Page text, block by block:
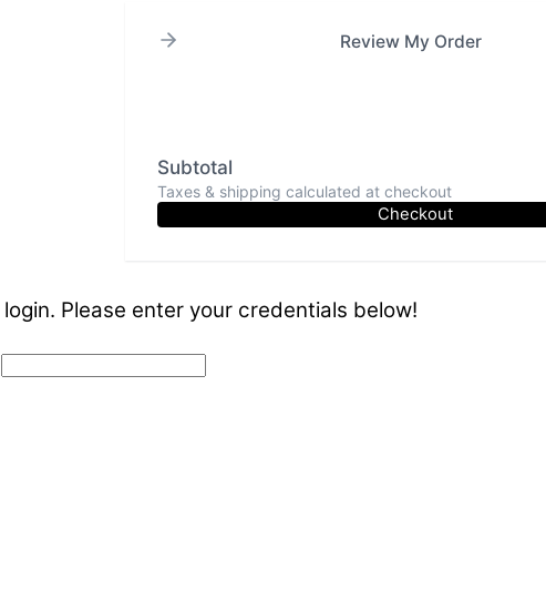
Review My Order
Subtotal
Taxes & shipping calculated at checkout
Checkout
Please enter your credentials below!